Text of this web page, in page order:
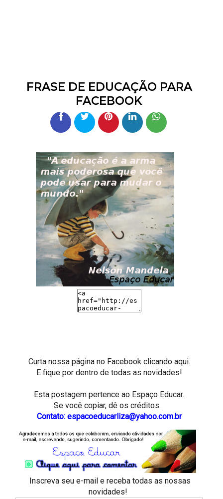
FRASE DE EDUCAÇÃO PARA
FACEBOOK
Curta nossa página no Facebook clicando aqui.
E fique por dentro de todas as novidades!
Esta postagem pertence ao Espaço Educar.
Se você copiar, dê os créditos.
Contato: espacoeducarliza@yahoo.com.br
Inscreva seu e-mail e receba todas as nossas
novidades!